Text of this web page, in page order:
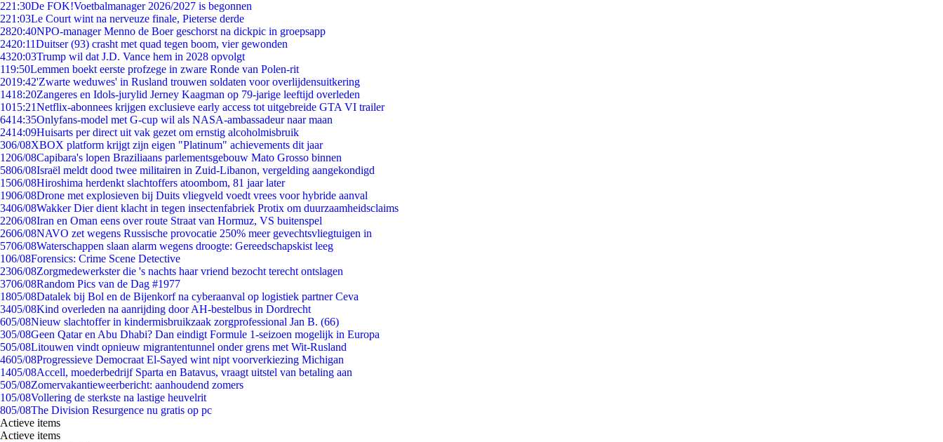
221:30De FOK!Voetbalmanager 2026/2027 is begonnen
221:03Le Court wint na nerveuze finale, Pieterse derde
2820:40NPO-manager Menno de Boer geschorst na dickpic in groepsapp
2420:11Duitser (93) crasht met quad tegen boom, vier gewonden
4320:03Trump wil dat J.D. Vance hem in 2028 opvolgt
119:50Lemmen boekt eerste profzege in zware Ronde van Polen-rit
2019:42'Zwarte weduwes' in Rusland trouwen soldaten voor overlijdensuitkering
1418:20Zangeres en Idols-jurylid Jerney Kaagman op 79-jarige leeftijd overleden
1015:21Netflix-abonnees krijgen exclusieve early access tot uitgebreide GTA VI trailer
6414:35Onlyfans-model met G-cup wil als NASA-ambassadeur naar maan
2414:09Huisarts per direct uit vak gezet om ernstig alcoholmisbruik
306/08XBOX platform krijgt zijn eigen "Platinum" achievements dit jaar
1206/08Capibara's lopen Braziliaans parlementsgebouw Mato Grosso binnen
5806/08Israël meldt dood twee militairen in Zuid-Libanon, vergelding aangekondigd
1506/08Hiroshima herdenkt slachtoffers atoombom, 81 jaar later
1906/08Drone met explosieven bij Duits vliegveld voedt vrees voor hybride aanval
3406/08Wakker Dier dient klacht in tegen insectenfabriek Protix om duurzaamheidsclaims
2206/08Iran en Oman eens over route Straat van Hormuz, VS buitenspel
2606/08NAVO zet wegens Russische provocatie 250% meer gevechtsvliegtuigen in
5706/08Waterschappen slaan alarm wegens droogte: Gereedschapskist leeg
106/08Forensics: Crime Scene Detective
2306/08Zorgmedewerkster die 's nachts haar vriend bezocht terecht ontslagen
3706/08Random Pics van de Dag #1977
1805/08Datalek bij Bol en de Bijenkorf na cyberaanval op logistiek partner Ceva
3405/08Kind overleden na aanrijding door AH-bestelbus in Dordrecht
605/08Nieuw slachtoffer in kindermisbruikzaak zorgprofessional Jan B. (66)
305/08Geen Qatar en Abu Dhabi? Dan eindigt Formule 1-seizoen mogelijk in Europa
505/08Litouwen vindt opnieuw migrantentunnel onder grens met Wit-Rusland
4605/08Progressieve Democraat El-Sayed wint nipt voorverkiezing Michigan
1405/08Accell, moederbedrijf Sparta en Batavus, vraagt uitstel van betaling aan
505/08Zomervakantieweerbericht: aanhoudend zomers
105/08Vollering de sterkste na lastige heuvelrit
805/08The Division Resurgence nu gratis op pc
Actieve items
Actieve items